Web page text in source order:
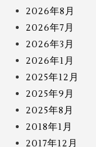
2026年8月
2026年7月
2026年3月
2026年1月
2025年12月
2025年9月
2025年8月
2018年1月
2017年12月